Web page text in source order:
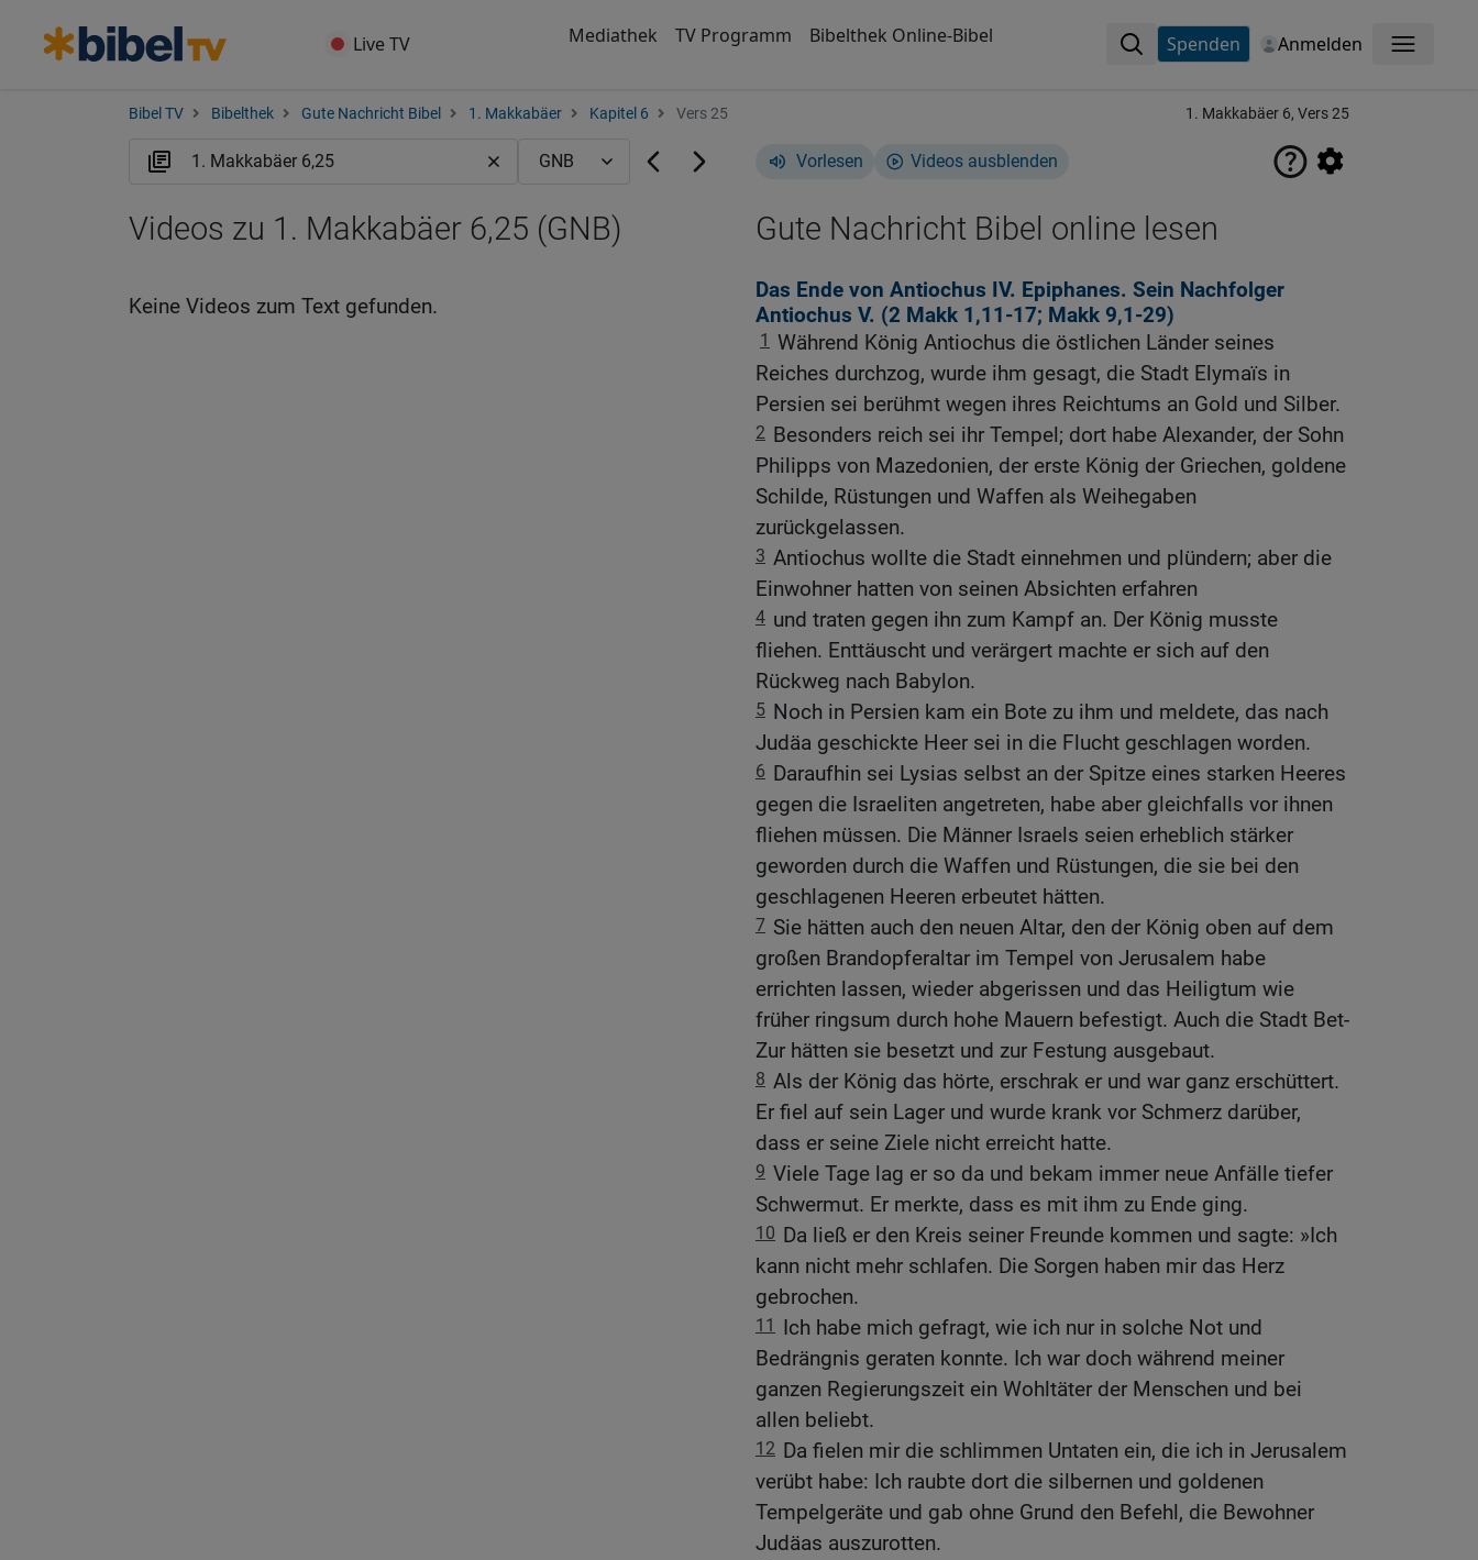
Live TV Mediathek TV Programm Bibelthek Online-Bibel Spenden Anmelden Menü
Bibel TV Bibelthek Gute Nachricht Bibel 1. Makkabäer Kapitel 6 Vers 25 1. Makkabäer 6, Vers 25
Vorlesen Videos ausblenden
Gute Nachricht Bibel online lesen
Das Ende von Antiochus IV. Epiphanes. Sein Nachfolger
Antiochus V. (2 Makk 1,11-17; Makk 9,1-29)
1 Während König Antiochus die östlichen Länder seines
Reiches durchzog, wurde ihm gesagt, die Stadt Elymaïs in
Persien sei berühmt wegen ihres Reichtums an Gold und Silber.
2 Besonders reich sei ihr Tempel; dort habe Alexander, der Sohn
Philipps von Mazedonien, der erste König der Griechen, goldene
Schilde, Rüstungen und Waffen als Weihegaben
zurückgelassen.
3 Antiochus wollte die Stadt einnehmen und plündern; aber die
Einwohner hatten von seinen Absichten erfahren
4 und traten gegen ihn zum Kampf an. Der König musste
fliehen. Enttäuscht und verärgert machte er sich auf den
Rückweg nach Babylon.
5 Noch in Persien kam ein Bote zu ihm und meldete, das nach
Judäa geschickte Heer sei in die Flucht geschlagen worden.
6 Daraufhin sei Lysias selbst an der Spitze eines starken Heeres
gegen die Israeliten angetreten, habe aber gleichfalls vor ihnen
fliehen müssen. Die Männer Israels seien erheblich stärker
geworden durch die Waffen und Rüstungen, die sie bei den
geschlagenen Heeren erbeutet hätten.
7 Sie hätten auch den neuen Altar, den der König oben auf dem
großen Brandopferaltar im Tempel von Jerusalem habe
errichten lassen, wieder abgerissen und das Heiligtum wie
früher ringsum durch hohe Mauern befestigt. Auch die Stadt Bet-
Zur hätten sie besetzt und zur Festung ausgebaut.
8 Als der König das hörte, erschrak er und war ganz erschüttert.
Er fiel auf sein Lager und wurde krank vor Schmerz darüber,
dass er seine Ziele nicht erreicht hatte.
9 Viele Tage lag er so da und bekam immer neue Anfälle tiefer
Schwermut. Er merkte, dass es mit ihm zu Ende ging.
10 Da ließ er den Kreis seiner Freunde kommen und sagte: »Ich
kann nicht mehr schlafen. Die Sorgen haben mir das Herz
gebrochen.
11
Ich habe mich gefragt, wie ich nur in solche Not und
Bedrängnis geraten konnte. Ich war doch während meiner
ganzen Regierungszeit ein Wohltäter der Menschen und bei
allen beliebt.
12 Da fielen mir die schlimmen Untaten ein, die ich in Jerusalem
verübt habe: Ich raubte dort die silbernen und goldenen
Tempelgeräte und gab ohne Grund den Befehl, die Bewohner
Judäas auszurotten.
Videos zu 1. Makkabäer 6,25 (GNB)
Keine Videos zum Text gefunden.